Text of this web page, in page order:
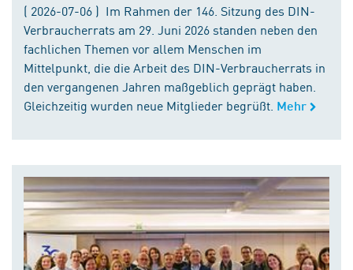
( 2026-07-06 ) Im Rahmen der 146. Sitzung des DIN-
Verbraucherrats am 29. Juni 2026 standen neben den
fachlichen Themen vor allem Menschen im
Mittelpunkt, die die Arbeit des DIN-Verbraucherrats in
den vergangenen Jahren maßgeblich geprägt haben.
Gleichzeitig wurden neue Mitglieder begrüßt. Mehr